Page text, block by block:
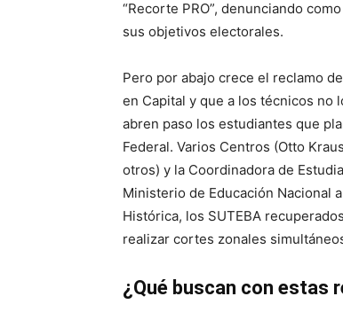
“Recorte PRO”, denunciando
sus objetivos electorales.
Pero por abajo crece el reclamo
en Capital y que a los técnicos no
abren paso los estudiantes que
Federal. Varios Centros (Otto
otros) y la Coordinadora de
Ministerio de Educación Nacional
Histórica, los SUTEBA
realizar cortes zonales
¿Qué buscan con estas